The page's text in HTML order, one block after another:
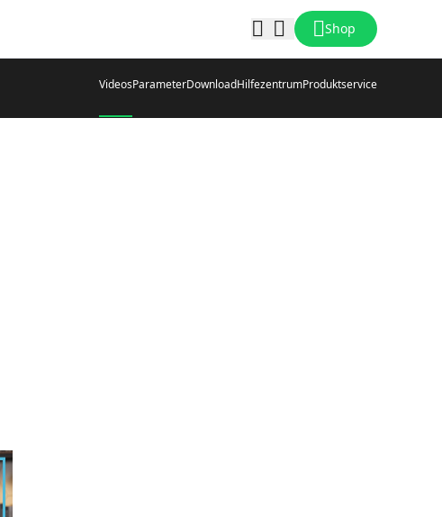
Shop
VideosParameterDownloadHilfezentrumProduktservice